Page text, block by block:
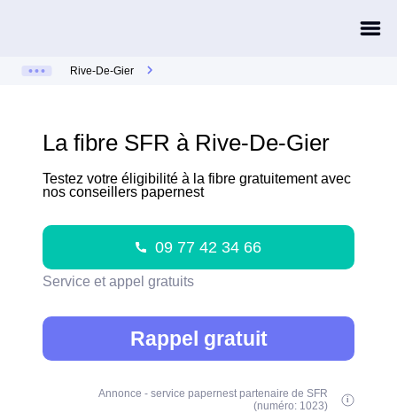
Rive-De-Gier
La fibre SFR à Rive-De-Gier
Testez votre éligibilité à la fibre gratuitement avec
nos conseillers papernest
09 77 42 34 66
Service et appel gratuits
Rappel gratuit
Annonce - service papernest partenaire de SFR
(numéro: 1023)